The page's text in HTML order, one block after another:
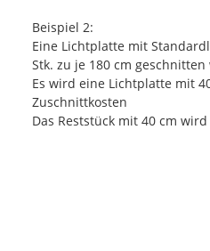
Beispiel 2:
Eine Lichtplatte mit
Stk. zu je 180 cm geschnitten
Es wird eine Lichtplatte mit
Zuschnittkosten
Das Reststück mit 40 cm